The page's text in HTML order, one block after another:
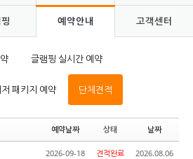
예약안내 고객센터
글램핑 실시간 예약
패키지 예약 단체견적
예약날짜 상태 날짜
2026-09-18 견적완료 2026.08.06